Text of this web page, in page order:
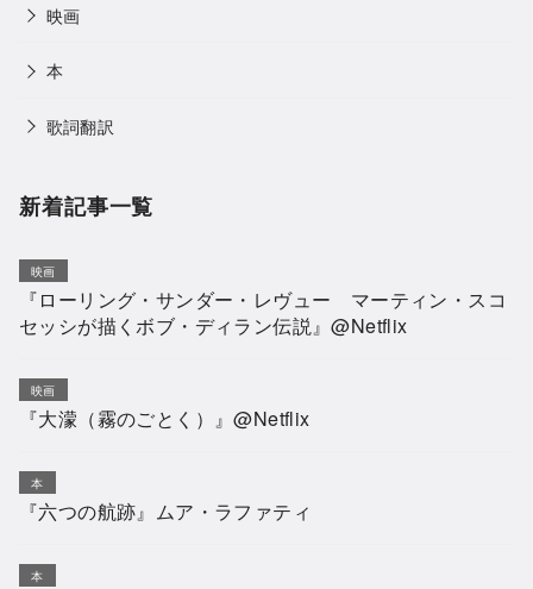
映画
本
歌詞翻訳
新着記事一覧
映画
『ローリング・サンダー・レヴュー マーティン・スコ
セッシが描くボブ・ディラン伝説』@Netflix
映画
『大濛（霧のごとく）』@Netflix
本
『六つの航跡』ムア・ラファティ
本